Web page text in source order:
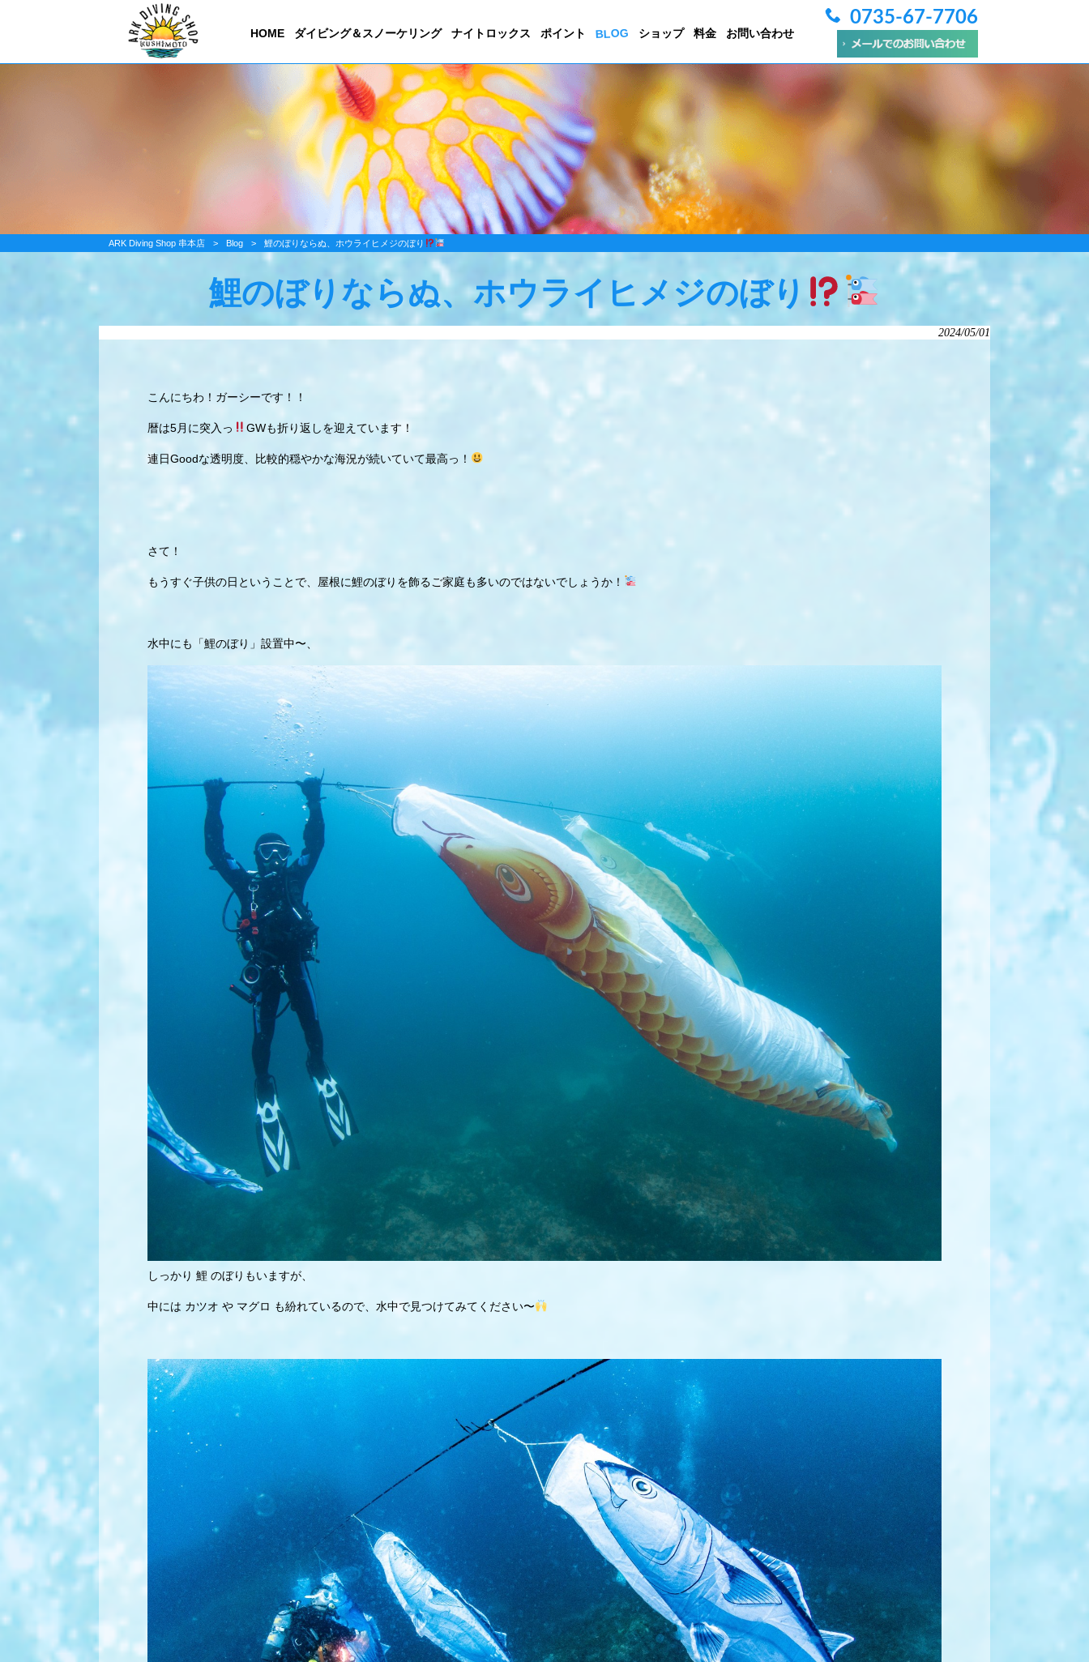
HOME ダイビング＆スノーケリング ナイトロックス ポイント BLOG ショップ 料金 お問い合わせ
0735-67-7706
ARK Diving Shop 串本店 > Blog > 鯉のぼりならぬ、ホウライヒメジのぼり
鯉のぼりならぬ、ホウライヒメジのぼり
2024/05/01
こんにちわ！ガーシーです！！
暦は5月に突入っ GWも折り返しを迎えています！
連日Goodな透明度、比較的穏やかな海況が続いていて最高っ！
さて！
もうすぐ子供の日ということで、屋根に鯉のぼりを飾るご家庭も多いのではないでしょうか！
水中にも「鯉のぼり」設置中〜、
しっかり 鯉 のぼりもいますが、
中には カツオ や マグロ も紛れているので、水中で見つけてみてください〜